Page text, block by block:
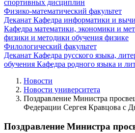
спортивных дисциплин
Физико-математический факультет
Деканат Кафедра информатики и
Кафедра математики, экономики и
физики и методики обучения физике
Филологический факультет
Деканат Кафедра русского языка,
обучения Кафедра родного языка и
Новости
Новости университета
Поздравление Министра
Федерации Сергея Кравцова с
Поздравление Министра